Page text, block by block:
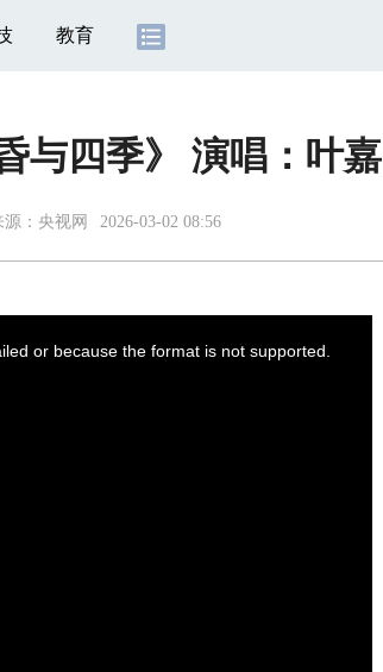
教育
与四季》 演唱：叶嘉
源： 央视网 2026-03-02 08:56
or because the format is not supported.